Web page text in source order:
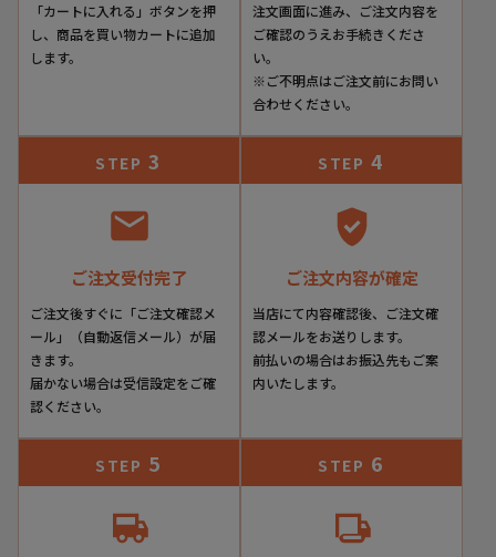
デザイン・カラー・素材にいたるまで、すべてにこだわりセ
レクトした逸品の数々。
特にクインクラシコ別注モデルはその仕上がりの美しさに定
その人気の秘密は3つ。
いずれのモデルも、まるで芸術品のような美しい仕上がり。
に多いブランドでもあります。
次に、その素材と仕上げのクオリティの確かさ。
素材に徹底的にこだわり、染色やデザイン部分も手間を惜し
まず細部までこだわりを感じる製品の数々は360度 全方位
スキのない仕上がりです。
本物志向のエグゼクティブにもきっとご満足いただけること
でしょう。
そして製法からくる履き心地のよさ。
ライニング(内側の革)を袋状に仕立てる“ボロネーゼ製
「カートに入れる」ボタンを押
し、商品を買い物カートに追加
します。
注文画面に進み、ご注文内容を
ご確認のうえお手続きくださ
い。
※ご不明点はご注文前にお問い
合わせください。
STEP 3
ご注文受付完了
ご注文後すぐに「ご注文確認メ
ール」（自動返信メール）が届
きます。
届かない場合は受信設定をご確
認ください。
STEP 4
ご注文内容が確定
当店にて内容確認後、ご注文確
認メールをお送りします。
前払いの場合はお振込先もご案
内いたします。
STEP 5 STEP 6